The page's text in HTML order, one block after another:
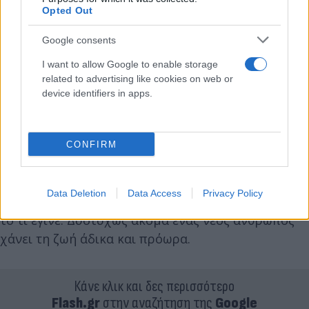
Opted Out
Google consents
I want to allow Google to enable storage
related to advertising like cookies on web or
device identifiers in apps.
CONFIRM
Data Deletion Data Access Privacy Policy
βρίσκονται σε εξέλιξη, ενώ κανείς δε γνωρίζει για
το τι έγινε. Δυστυχώς ακόμα ένας νέος άνθρωπος
χάνει τη ζωή άδικα και πρόωρα.
Κάνε κλικ και δες περισσότερο
Flash.grστην αναζήτηση της Google